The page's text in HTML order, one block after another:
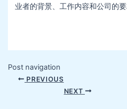
业者的背景、工作内容和公司的要
Post navigation
PREVIOUS
NEXT